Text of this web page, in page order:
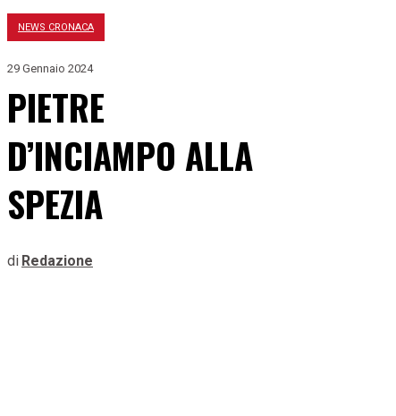
NEWS CRONACA
29 Gennaio 2024
PIETRE
D’INCIAMPO ALLA
SPEZIA
di Redazione